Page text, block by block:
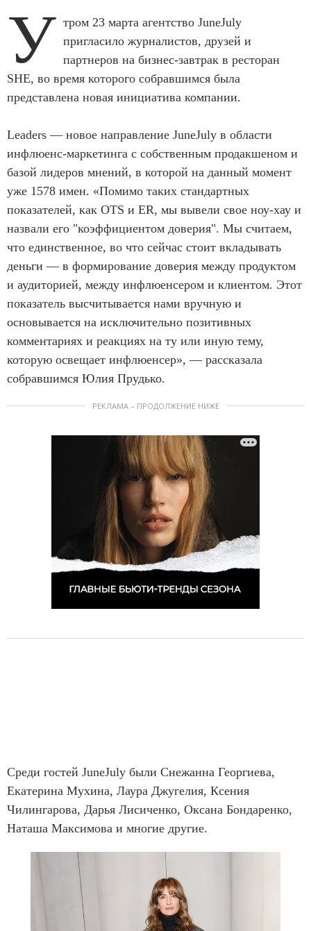
У тром 23 марта агентство JuneJuly
пригласило журналистов, друзей и
партнеров на бизнес-завтрак в ресторан
SHE, во время которого собравшимся была
представлена новая инициатива компании.
Leaders — новое направление JuneJuly в области
инфлюенс-маркетинга с собственным продакшеном и
базой лидеров мнений, в которой на данный момент
уже 1578 имен. «Помимо таких стандартных
показателей, как OTS и ER, мы вывели свое ноу-хау и
назвали его "коэффициентом доверия". Мы считаем,
что единственное, во что сейчас стоит вкладывать
деньги — в формирование доверия между продуктом
и аудиторией, между инфлюенсером и клиентом. Этот
показатель высчитывается нами вручную и
основывается на исключительно позитивных
комментариях и реакциях на ту или иную тему,
которую освещает инфлюенсер», — рассказала
собравшимся Юлия Прудько.
РЕКЛАМА – ПРОДОЛЖЕНИЕ НИЖЕ
Среди гостей JuneJuly были Снежанна Георгиева,
Екатерина Мухина, Лаура Джугелия, Ксения
Чилингарова, Дарья Лисиченко, Оксана Бондаренко,
Наташа Максимова и многие другие.